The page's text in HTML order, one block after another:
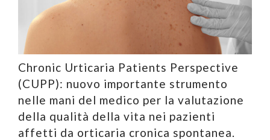
Chronic Urticaria Patients Perspective
(CUPP): nuovo importante strumento
nelle mani del medico per la valutazione
della qualità della vita nei pazienti
affetti da orticaria cronica spontanea.